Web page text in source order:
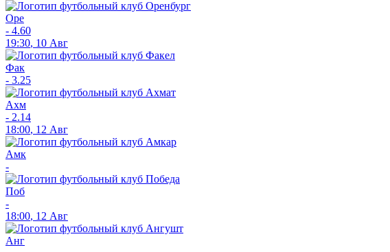
Оре
- 4.60
19:30, 10 Авг
Фак
- 3.25
Ахм
- 2.14
18:00, 12 Авг
Амк
-
Поб
-
18:00, 12 Авг
Анг